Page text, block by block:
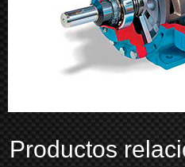
Productos